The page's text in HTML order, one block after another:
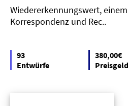
Wiedererkennungswert,
Korrespondenz und Rec..
93
Entwürfe
380,00€
Preisgeld